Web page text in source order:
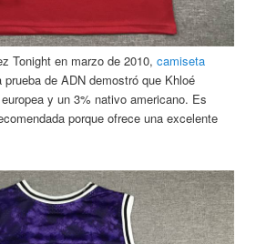
Tonight en marzo de 2010,camiseta
de ADN demostró que Khloé
y un 3% nativo americano. Es
porque ofrece una excelente